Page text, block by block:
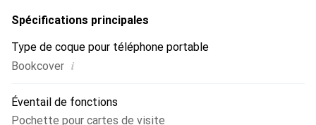
Spécifications principales
Type de coque pour téléphone portable
Bookcover i
Éventail de fonctions
Pochette pour cartes de visite